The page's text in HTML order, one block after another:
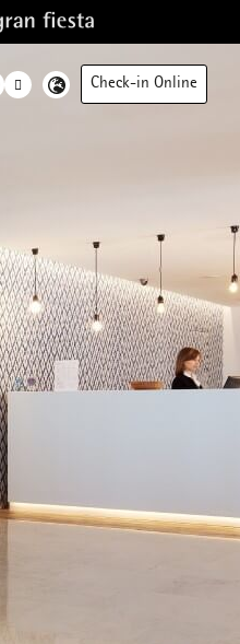
Check-in Online